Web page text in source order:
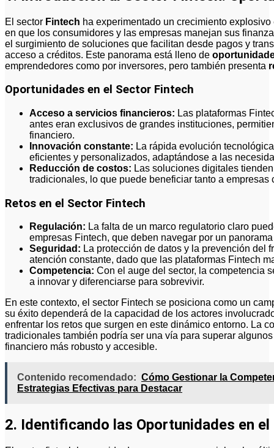
El sector Fintech ha experimentado un crecimiento
en que los consumidores y las empresas manejan sus
el surgimiento de soluciones que facilitan desde pagos y
acceso a créditos. Este panorama está lleno de
emprendedores como por inversores, pero también presenta
Oportunidades en el Sector Fintech
Acceso a servicios financieros: Las plataformas
antes eran exclusivos de grandes instituciones,
financiero.
Innovación constante: La rápida evolución
eficientes y personalizados, adaptándose a las
Reducción de costos: Las soluciones digitales
tradicionales, lo que puede beneficiar tanto a empresas
Retos en el Sector Fintech
Regulación: La falta de un marco regulatorio claro
empresas Fintech, que deben navegar por un
Seguridad: La protección de datos y la prevención del
atención constante, dado que las plataformas Fintech
Competencia: Con el auge del sector, la competencia
a innovar y diferenciarse para sobrevivir.
En este contexto, el sector Fintech se posiciona como un
su éxito dependerá de la capacidad de los actores
enfrentar los retos que surgen en este dinámico entorno. La
tradicionales también podría ser una vía para superar
financiero más robusto y accesible.
Contenido recomendado: Cómo Gestionar la
Estrategias Efectivas para Destacar
2. Identificando las Oportunidades en